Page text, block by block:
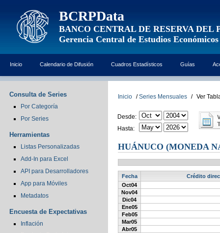
BCRPData
BANCO CENTRAL DE RESERVA DEL
Gerencia Central de Estudios Económicos
Inicio Calendario de Difusión Cuadros Estadísticos Guías
Consulta de Series
Por Categoría
Por Series
Herramientas
Listas Personalizadas
Add-In para Excel
API para Desarrolladores
App para Móviles
Metadatos
Encuesta de Expectativas
Inflación
Inicio / Series Mensuales / Ver
Desde:
Hasta:
HUÁNUCO (MONEDA
Fecha
Crédito
Oct04
Nov04
Dic04
Ene05
Feb05
Mar05
Abr05